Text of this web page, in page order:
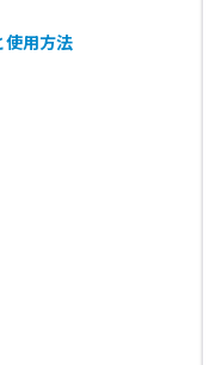
使用方法